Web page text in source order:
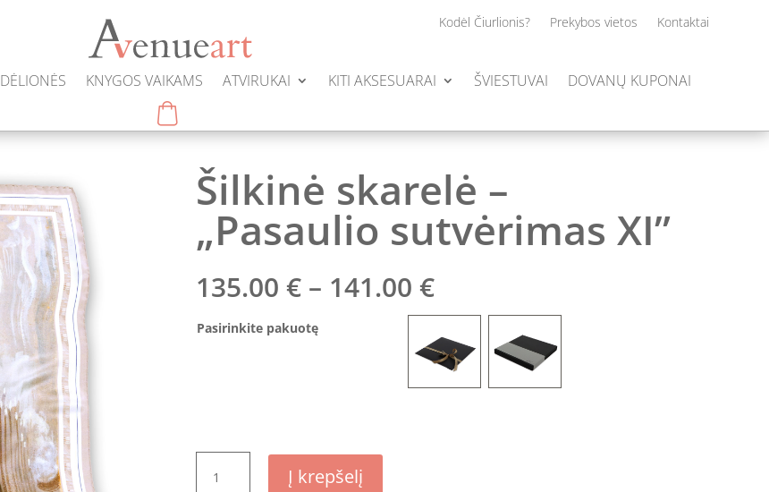
Kodėl Čiurlionis? Prekybos vietos Kontaktai
DĖLIONĖS KNYGOS VAIKAMS ATVIRUKAI KITI AKSESUARAI ŠVIESTUVAI DOVANŲ KUPONAI
Šilkinė skarelė –
„Pasaulio sutvėrimas XI”
135.00 € – 141.00 €Price
range:
135.00 €
through
141.00 €
Pasirinkite pakuotę
kiekis:
Į krepšelį